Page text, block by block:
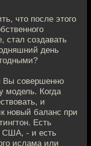
что после этого
стал создавать
день
Вы совершенно
модель. Когда
и
новый баланс при
Есть
США, - и есть
ислама или